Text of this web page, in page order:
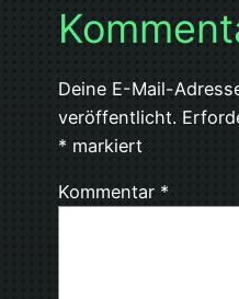
Deine E-Mail-
veröffentlicht.
* markiert
Kommentar *